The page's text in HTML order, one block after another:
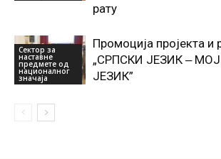
рату
Сектор за
наставне
предмете од
националног
значаја
Промоција пројекта и
„СРПСКИ ЈЕЗИК ‒
ЈЕЗИК”